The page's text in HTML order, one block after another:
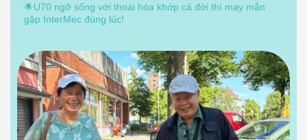
🌟U70 ngỡ sống với thoái hóa khớp cả đời thì may mắn
gặp InterMec đúng lúc!